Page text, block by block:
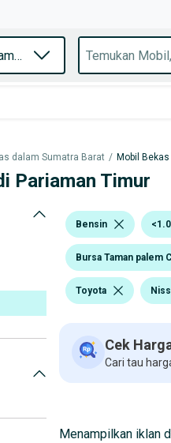
dalam Sumatra Barat / Mobil
Pariaman Timur
Bensin
Bursa Taman palem
Toyota
Cek
Cari tau
Menampilkan iklan